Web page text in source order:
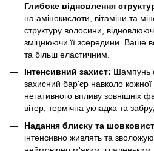
Глибоке відновлення
на амінокислоти, вітаміни та
структуру волосини,
зміцнюючи її зсередини. Ваше
та більш еластичним.
Інтенсивний захист: Шампунь
захисний бар'єр навколо кожної
негативного впливу зовнішніх
вітер, термічна укладка та
Надання блиску та
інтенсивно живлять та